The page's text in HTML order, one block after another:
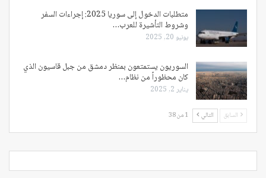
متطلبات الدخول إلى سوريا 2025: إجراءات السفر
وشروط التأشيرة للعرب…
يونيو 20, 2025
السوريون يستمتعون بمنظر دمشق من جبل قاسيون الذي
كان محظوراً من نظام…
يناير 2, 2025
السابق التالي 1 من 38